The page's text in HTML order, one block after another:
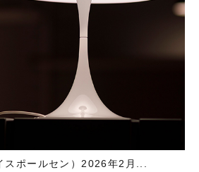
ポールセン）2026年2月...